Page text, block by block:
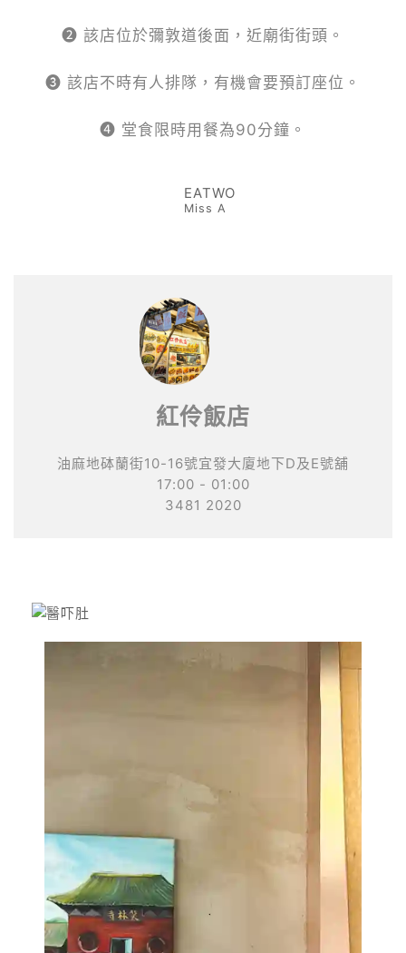
❷ 該店位於彌敦道後面，近廟街街頭。
❸ 該店不時有人排隊，有機會要預訂座位。
❹ 堂食限時用餐為90分鐘。
EATWO
Miss A
紅伶飯店
油麻地砵蘭街10-16號宜發大廈地下D及E號舖
17:00 - 01:00
3481 2020